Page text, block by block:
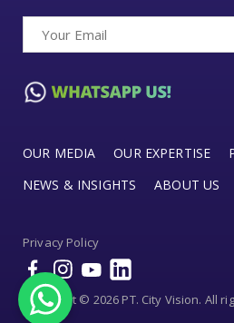
OUR MEDIA OUR EXPERTISE
NEWS & INSIGHTS
ABOUT US
Privacy Policy
Copyright © 2026 PT. City Vision. All